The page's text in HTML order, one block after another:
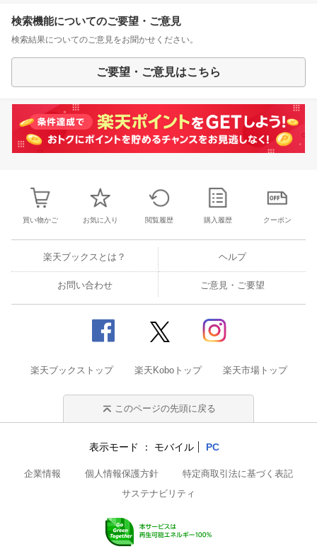
検索機能についてのご要望・ご意見
検索結果についてのご意見をお聞かせください。
ご要望・ご意見はこちら
買い物かご お気に入り 閲覧履歴 購入履歴 クーポン
楽天ブックスとは？ ヘルプ
お問い合わせ ご意見・ご要望
楽天ブックストップ 楽天Koboトップ 楽天市場トップ
このページの先頭に戻る
表示モード モバイル PC
企業情報 個人情報保護方針
特定商取引法に基づく表記
サステナビリティ